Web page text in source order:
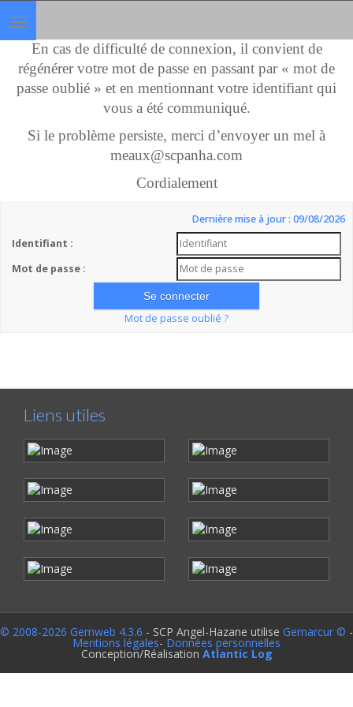
Toggle
navigation
En cas de difficulté de connexion, il convient de
régénérer votre mot de passe en passant par « mot de
passe oublié » et en mentionnant votre identifiant qui
vous a été communiqué.
Si le problème persiste, merci d’envoyer un mel à
meaux@scpanha.com
Cordialement
Dernière mise à jour : 09/08/2026
Identifiant :
Mot de passe :
Mot de passe oublié ?
Liens utiles
© 2008-2026 Gemweb 4.3.6 - SCP Angel-Hazane utilise Gemarcur © -
Mentions légales- Données personnelles
Conception/Réalisation Atlantic Log